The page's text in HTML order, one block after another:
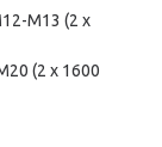
M13 (2 x
(2 x 1600